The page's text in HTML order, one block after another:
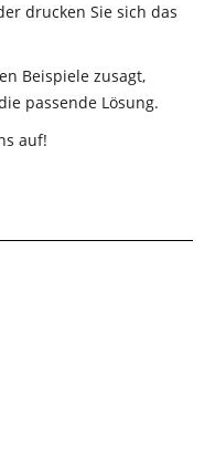
drucken Sie sich das
Beispiele zusagt,
passende Lösung.
auf!